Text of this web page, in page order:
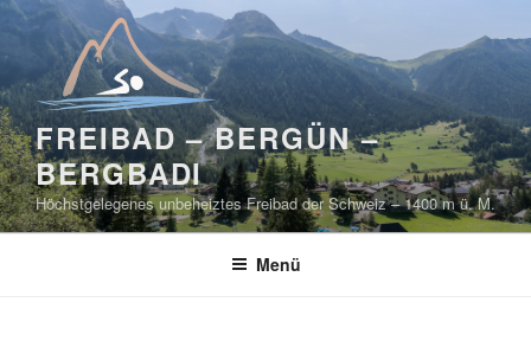
Zum
springen
FREIBAD – BERGÜN –
BERGBADI
Höchstgelegenes unbeheiztes Freibad der Schweiz – 1400 m ü. M.
Menü